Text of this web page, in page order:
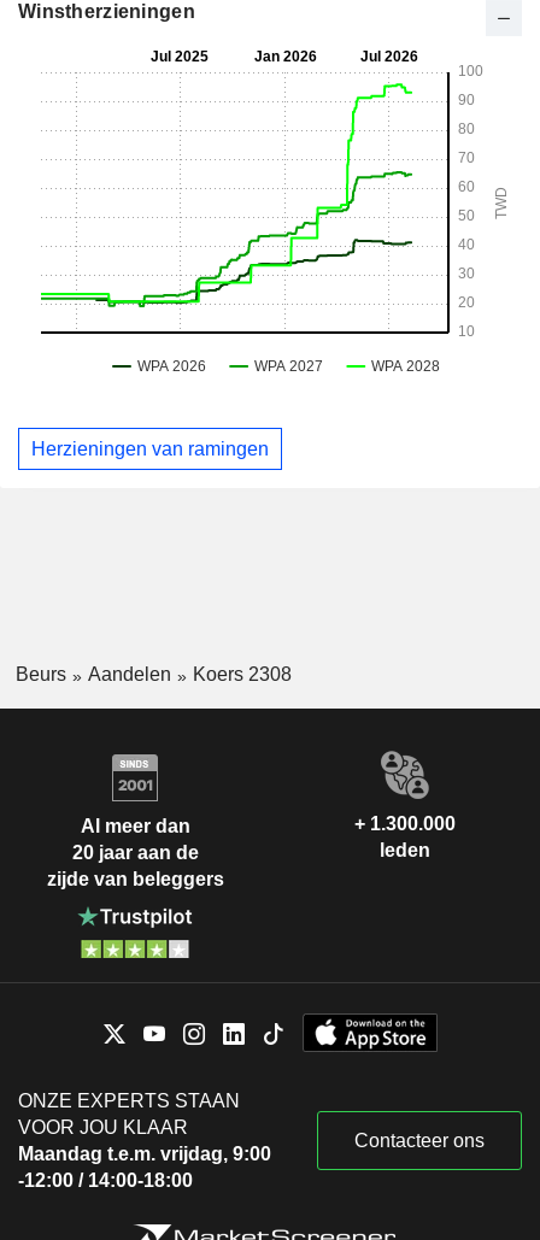
Winstherzieningen
Herzieningen van ramingen
Beurs Aandelen Koers 2308
Al meer dan
20 jaar aan de
zijde van beleggers
+ 1.300.000
leden
ONZE EXPERTS STAAN
VOOR JOU KLAAR
Maandag t.e.m. vrijdag, 9:00
-12:00 / 14:00-18:00
Contacteer ons